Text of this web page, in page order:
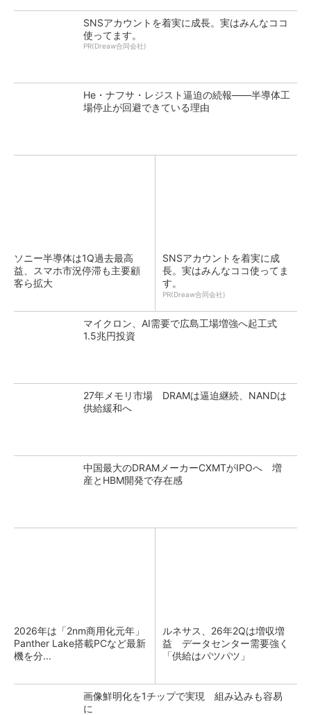
SNSアカウントを着実に成長。実はみんなココ
使ってます。
PR(Dreaw合同会社)
He・ナフサ・レジスト逼迫の続報――半導体工
場停止が回避できている理由
ソニー半導体は1Q過去最高
益、スマホ市況停滞も主要顧
客ら拡大
SNSアカウントを着実に成
長。実はみんなココ使ってま
す。
PR(Dreaw合同会社)
マイクロン、AI需要で広島工場増強へ起工式
1.5兆円投資
27年メモリ市場 DRAMは逼迫継続、NANDは
供給緩和へ
中国最大のDRAMメーカーCXMTがIPOへ 増
産とHBM開発で存在感
2026年は「2nm商用化元年」
Panther Lake搭載PCなど最新
機を分...
ルネサス、26年2Qは増収増
益 データセンター需要強く
「供給はパツパツ」
画像鮮明化を1チップで実現 組み込みも容易
に